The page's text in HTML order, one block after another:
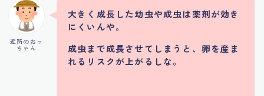
近所のおっ
ちゃん
大きく成長した幼虫や成虫は薬剤が効き
にくいんや。
成虫まで成長させてしまうと、卵を産ま
れるリスクが上がるしな。